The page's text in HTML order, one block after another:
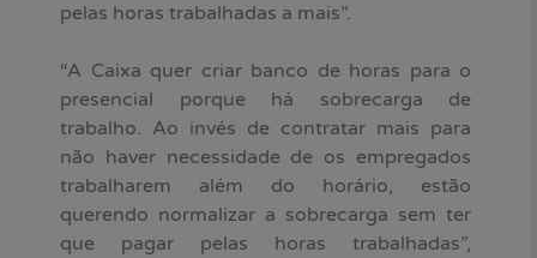
pelas horas trabalhadas a mais”.
“A Caixa quer criar banco de horas para o
presencial porque há sobrecarga de
trabalho. Ao invés de contratar mais para
não haver necessidade de os empregados
trabalharem além do horário, estão
querendo normalizar a sobrecarga sem ter
que pagar pelas horas trabalhadas”,